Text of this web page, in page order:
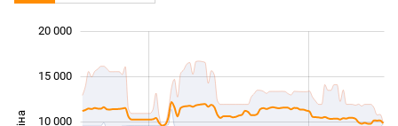
10 000
10 000
15 000
20 000